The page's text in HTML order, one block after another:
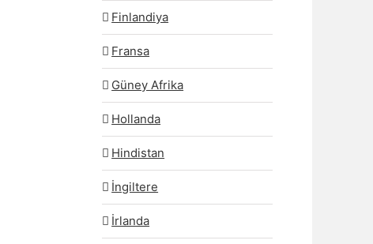
Finlandiya
Fransa
Güney Afrika
Hollanda
Hindistan
İngiltere
İrlanda